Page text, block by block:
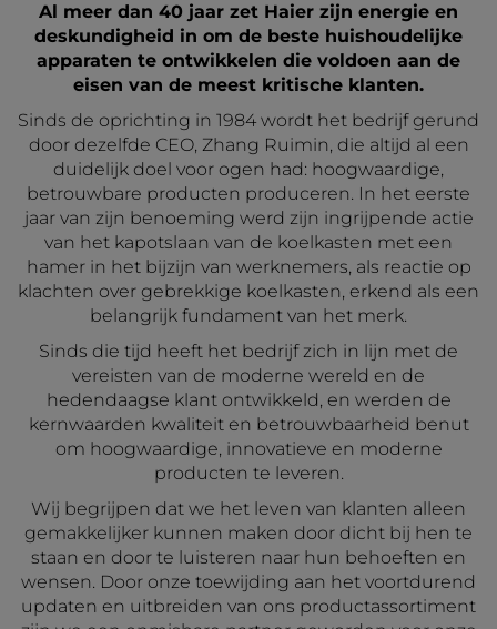
Al meer dan 40 jaar zet Haier zijn energie en
deskundigheid in om de beste huishoudelijke
apparaten te ontwikkelen die voldoen aan de
eisen van de meest kritische klanten.
Sinds de oprichting in 1984 wordt het bedrijf gerund
door dezelfde CEO, Zhang Ruimin, die altijd al een
duidelijk doel voor ogen had: hoogwaardige,
betrouwbare producten produceren. In het eerste
jaar van zijn benoeming werd zijn ingrijpende actie
van het kapotslaan van de koelkasten met een
hamer in het bijzijn van werknemers, als reactie op
klachten over gebrekkige koelkasten, erkend als een
belangrijk fundament van het merk.
Sinds die tijd heeft het bedrijf zich in lijn met de
vereisten van de moderne wereld en de
hedendaagse klant ontwikkeld, en werden de
kernwaarden kwaliteit en betrouwbaarheid benut
om hoogwaardige, innovatieve en moderne
producten te leveren.
Wij begrijpen dat we het leven van klanten alleen
gemakkelijker kunnen maken door dicht bij hen te
staan en door te luisteren naar hun behoeften en
wensen. Door onze toewijding aan het voortdurend
updaten en uitbreiden van ons productassortiment